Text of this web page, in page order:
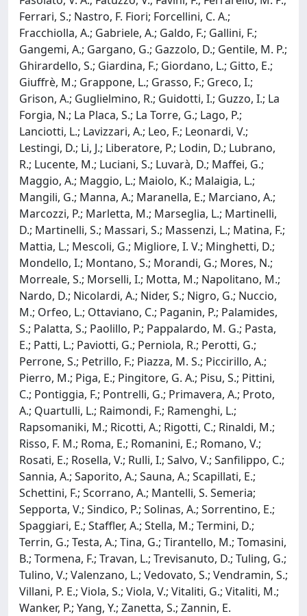
Ferrari, S.; Nastro, F. Fiori; Forcellini, C. A.;
Fracchiolla, A.; Gabriele, A.; Galdo, F.; Gallini, F.;
Gangemi, A.; Gargano, G.; Gazzolo, D.; Gentile, M. P.;
Ghirardello, S.; Giardina, F.; Giordano, L.; Gitto, E.;
Giuffrè, M.; Grappone, L.; Grasso, F.; Greco, I.;
Grison, A.; Guglielmino, R.; Guidotti, I.; Guzzo, I.; La
Forgia, N.; La Placa, S.; La Torre, G.; Lago, P.;
Lanciotti, L.; Lavizzari, A.; Leo, F.; Leonardi, V.;
Lestingi, D.; Li, J.; Liberatore, P.; Lodin, D.; Lubrano,
R.; Lucente, M.; Luciani, S.; Luvarà, D.; Maffei, G.;
Maggio, A.; Maggio, L.; Maiolo, K.; Malaigia, L.;
Mangili, G.; Manna, A.; Maranella, E.; Marciano, A.;
Marcozzi, P.; Marletta, M.; Marseglia, L.; Martinelli,
D.; Martinelli, S.; Massari, S.; Massenzi, L.; Matina, F.;
Mattia, L.; Mescoli, G.; Migliore, I. V.; Minghetti, D.;
Mondello, I.; Montano, S.; Morandi, G.; Mores, N.;
Morreale, S.; Morselli, I.; Motta, M.; Napolitano, M.;
Nardo, D.; Nicolardi, A.; Nider, S.; Nigro, G.; Nuccio,
M.; Orfeo, L.; Ottaviano, C.; Paganin, P.; Palamides,
S.; Palatta, S.; Paolillo, P.; Pappalardo, M. G.; Pasta,
E.; Patti, L.; Paviotti, G.; Perniola, R.; Perotti, G.;
Perrone, S.; Petrillo, F.; Piazza, M. S.; Piccirillo, A.;
Pierro, M.; Piga, E.; Pingitore, G. A.; Pisu, S.; Pittini,
C.; Pontiggia, F.; Pontrelli, G.; Primavera, A.; Proto,
A.; Quartulli, L.; Raimondi, F.; Ramenghi, L.;
Rapsomaniki, M.; Ricotti, A.; Rigotti, C.; Rinaldi, M.;
Risso, F. M.; Roma, E.; Romanini, E.; Romano, V.;
Rosati, E.; Rosella, V.; Rulli, I.; Salvo, V.; Sanfilippo, C.;
Sannia, A.; Saporito, A.; Sauna, A.; Scapillati, E.;
Schettini, F.; Scorrano, A.; Mantelli, S. Semeria;
Sepporta, V.; Sindico, P.; Solinas, A.; Sorrentino, E.;
Spaggiari, E.; Staffler, A.; Stella, M.; Termini, D.;
Terrin, G.; Testa, A.; Tina, G.; Tirantello, M.; Tomasini,
B.; Tormena, F.; Travan, L.; Trevisanuto, D.; Tuling, G.;
Tulino, V.; Valenzano, L.; Vedovato, S.; Vendramin, S.;
Villani, P. E.; Viola, S.; Viola, V.; Vitaliti, G.; Vitaliti, M.;
Wanker, P.; Yang, Y.; Zanetta, S.; Zannin, E.